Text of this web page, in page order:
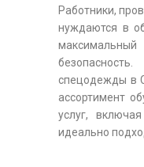
Работники,
нуждаются в
спецодежды в
ассортимент
услуг,
идеально